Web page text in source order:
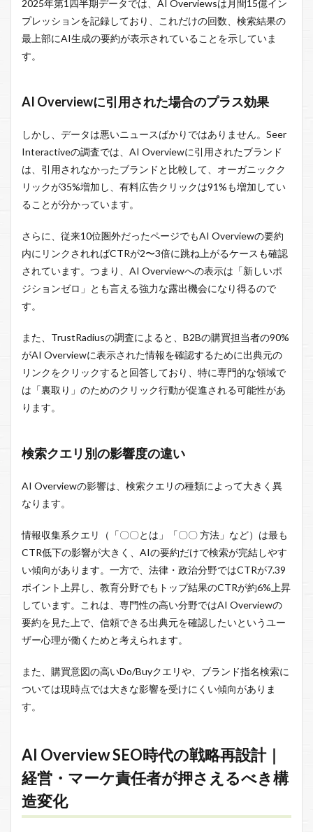
2025年第1四半期データでは、AI Overviewsは月間15億イン
プレッションを記録しており、これだけの回数、検索結果の
最上部にAI生成の要約が表示されていることを示していま
す。
AI Overviewに引用された場合のプラス効果
しかし、データは悪いニュースばかりではありません。Seer
Interactiveの調査では、AI Overviewに引用されたブランド
は、引用されなかったブランドと比較して、オーガニックク
リックが35%増加し、有料広告クリックは91%も増加してい
ることが分かっています。
さらに、従来10位圏外だったページでもAI Overviewの要約
内にリンクされればCTRが2〜3倍に跳ね上がるケースも確認
されています。つまり、AI Overviewへの表示は「新しいポ
ジションゼロ」とも言える強力な露出機会になり得るので
す。
また、TrustRadiusの調査によると、B2Bの購買担当者の90%
がAI Overviewに表示された情報を確認するために出典元の
リンクをクリックすると回答しており、特に専門的な領域で
は「裏取り」のためのクリック行動が促進される可能性があ
ります。
検索クエリ別の影響度の違い
AI Overviewの影響は、検索クエリの種類によって大きく異
なります。
情報収集系クエリ（「〇〇とは」「〇〇 方法」など）は最も
CTR低下の影響が大きく、AIの要約だけで検索が完結しやす
い傾向があります。一方で、法律・政治分野ではCTRが7.39
ポイント上昇し、教育分野でもトップ結果のCTRが約6%上昇
しています。これは、専門性の高い分野ではAI Overviewの
要約を見た上で、信頼できる出典元を確認したいというユー
ザー心理が働くためと考えられます。
また、購買意図の高いDo/Buyクエリや、ブランド指名検索に
ついては現時点では大きな影響を受けにくい傾向がありま
す。
AI Overview SEO時代の戦略再設計｜
経営・マーケ責任者が押さえるべき構
造変化